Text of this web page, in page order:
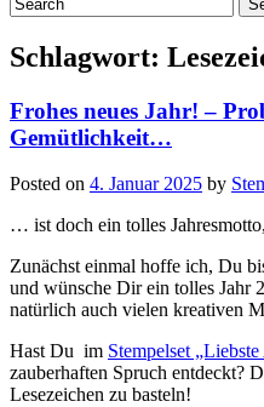
Schlagwort:
Frohes neues Jahr! –
Gemütlichkeit…
Posted on 4. Januar 2025 by
… ist doch ein tolles
Zunächst einmal hoffe ich, Du
und wünsche Dir ein tolles Jahr
natürlich auch vielen kreativen
Hast Du im Stempelset
zauberhaften Spruch entdeckt?
Lesezeichen zu basteln!